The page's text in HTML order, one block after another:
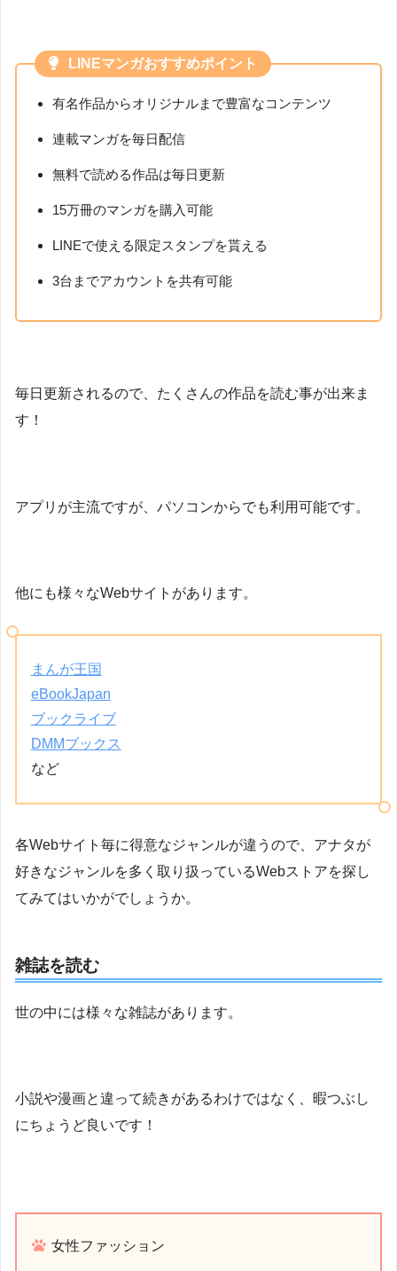
LINEマンガおすすめポイント
有名作品からオリジナルまで豊富なコンテンツ
連載マンガを毎日配信
無料で読める作品は毎日更新
15万冊のマンガを購入可能
LINEで使える限定スタンプを貰える
3台までアカウントを共有可能
毎日更新されるので、たくさんの作品を読む事が出来ま
す！
アプリが主流ですが、パソコンからでも利用可能です。
他にも様々なWebサイトがあります。
まんが王国
eBookJapan
ブックライブ
DMMブックス
など
各Webサイト毎に得意なジャンルが違うので、アナタが
好きなジャンルを多く取り扱っているWebストアを探し
てみてはいかがでしょうか。
雑誌を読む
世の中には様々な雑誌があります。
小説や漫画と違って続きがあるわけではなく、暇つぶし
にちょうど良いです！
女性ファッション